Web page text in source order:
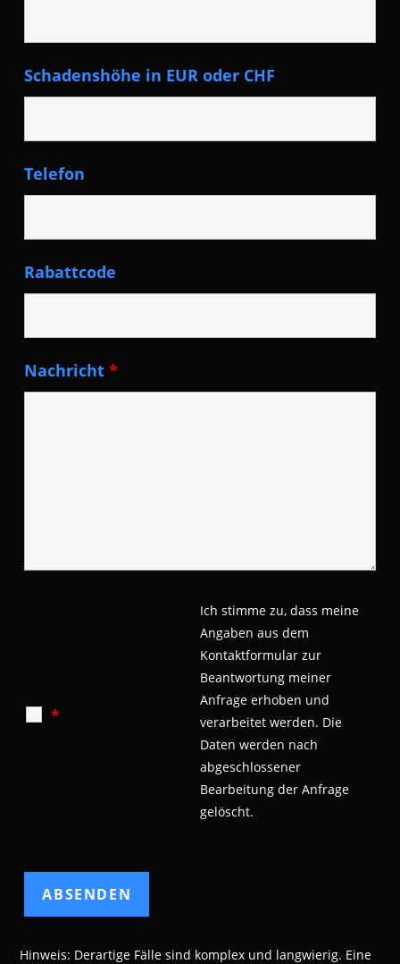
Schadenshöhe in EUR oder CHF
Telefon
Rabattcode
Nachricht*
*
Ich stimme zu, dass meine
Angaben aus dem
Kontaktformular zur
Beantwortung meiner
Anfrage erhoben und
verarbeitet werden. Die
Daten werden nach
abgeschlossener
Bearbeitung der Anfrage
gelöscht.
Hinweis: Derartige Fälle sind komplex und langwierig. Eine